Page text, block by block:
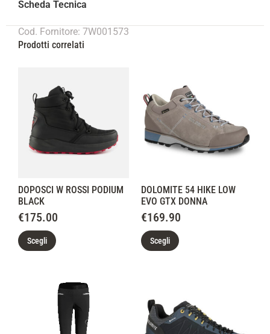
Cod. Fornitore: 7W001573
Prodotti correlati
DOPOSCI W ROSSI PODIUM
BLACK
€175.00
Scegli
DOLOMITE 54 HIKE LOW
EVO GTX DONNA
€169.90
Scegli